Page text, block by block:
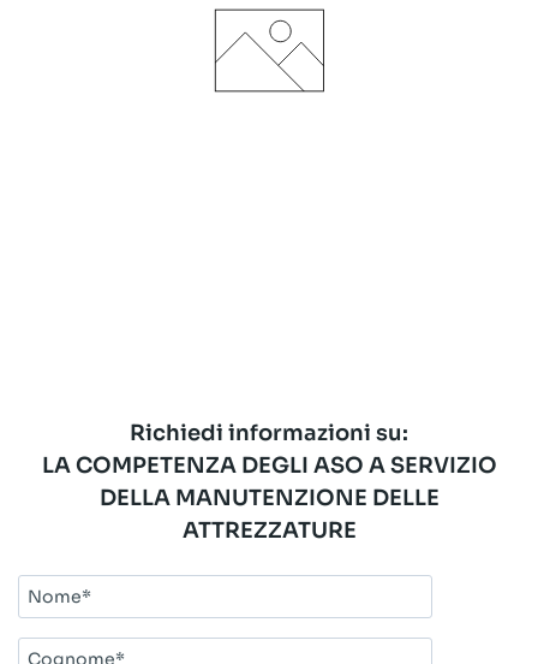
Richiedi informazioni su:
LA COMPETENZA DEGLI ASO A SERVIZIO
DELLA MANUTENZIONE DELLE
ATTREZZATURE
Nome*
Cognome*